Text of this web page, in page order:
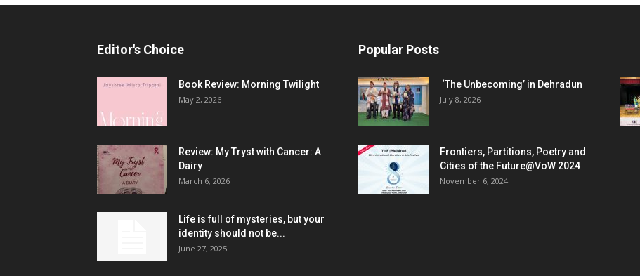
Editor's Choice
Book Review: Morning Twilight
May 2, 2026
Review: My Tryst with Cancer: A
Dairy
March 6, 2026
Life is full of mysteries, but your
identity should not be...
June 27, 2025
Popular Posts
‘The Unbecoming’ in Dehradun
July 8, 2026
Frontiers, Partitions, Poetry and
Cities of the Future@VoW 2024
November 6, 2024